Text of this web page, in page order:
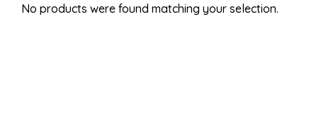
No products were found matching your selection.